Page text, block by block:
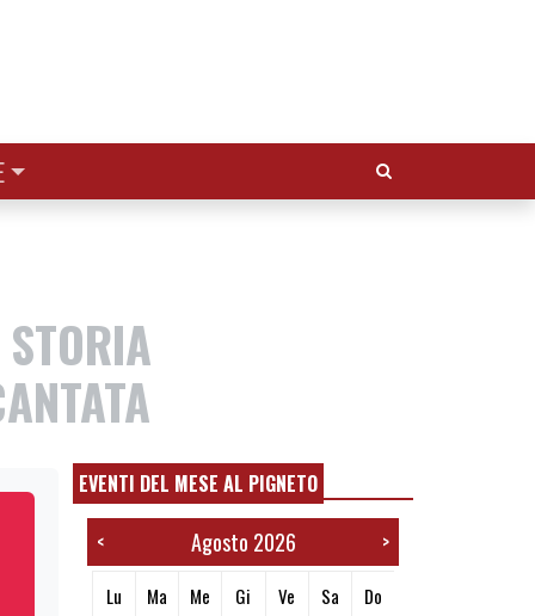
Cerca:
EVENTI DEL MESE AL PIGNETO
< Agosto 2026 >
Lu Ma Me Gi Ve Sa Do